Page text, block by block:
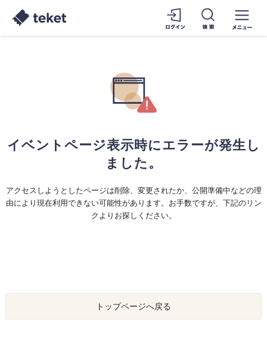
イベントページ表示時にエラーが発生し
ました。
アクセスしようとしたページは削除、変更されたか、公開準備中などの理
由により現在利用できない可能性があります。お手数ですが、下記のリン
クよりお探しください。
トップページへ戻る